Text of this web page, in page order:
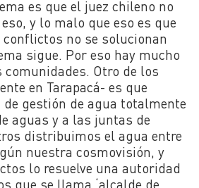
es que el juez chileno no
y lo malo que eso es que
conflictos no se solucionan
sigue. Por eso hay mucho
Otro de los
en Tarapacá- es que
gestión de agua totalmente
aguas y a las juntas de
distribuimos el agua entre
nuestra cosmovisión, y
lo resuelve una autoridad
que se llama ‘alcalde de